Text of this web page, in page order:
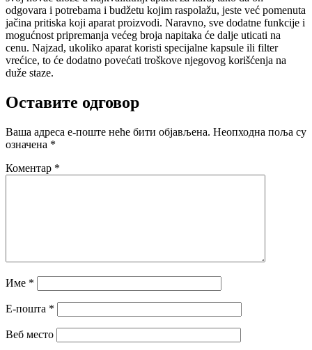
odgovara i potrebama i budžetu kojim raspolažu, jeste već pomenuta
jačina pritiska koji aparat proizvodi. Naravno, sve dodatne funkcije i
mogućnost pripremanja većeg broja napitaka će dalje uticati na
cenu. Najzad, ukoliko aparat koristi specijalne kapsule ili filter
vrećice, to će dodatno povećati troškove njegovog korišćenja na
duže staze.
Оставите одговор
Ваша адреса е-поште неће бити објављена. Неопходна поља су
означена *
Коментар *
Име *
Е-пошта *
Веб место